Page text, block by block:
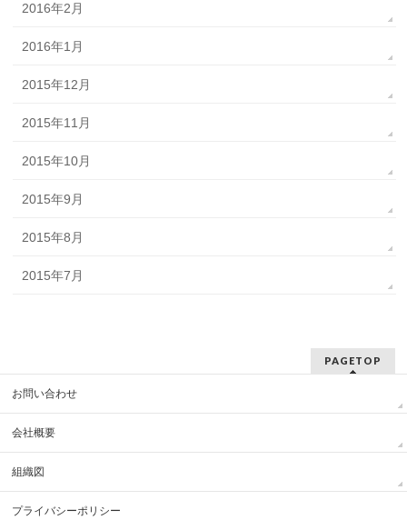
2016年2月
2016年1月
2015年12月
2015年11月
2015年10月
2015年9月
2015年8月
2015年7月
PAGETOP
お問い合わせ
会社概要
組織図
プライバシーポリシー